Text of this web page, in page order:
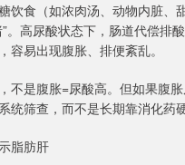
饮食（如浓肉汤、动物内脏、
。高尿酸状态下，肠道代偿排
容易出现腹胀、排便紊乱。
不是腹胀=尿酸高。但如果腹
统筛查，而不是长期靠消化药硬
脂肪肝